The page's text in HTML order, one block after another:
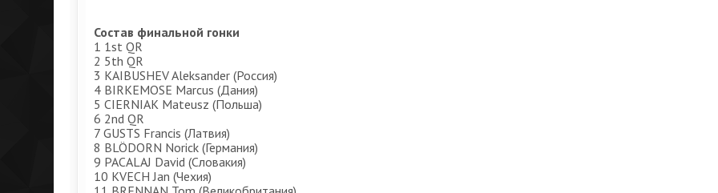
Состав финальной гонки
1 1st QR
2 5th QR
3 KAIBUSHEV Aleksander (Россия)
4 BIRKEMOSE Marcus (Дания)
5 CIERNIAK Mateusz (Польша)
6 2nd QR
7 GUSTS Francis (Латвия)
8 BLÖDORN Norick (Германия)
9 PACALAJ David (Словакия)
10 KVECH Jan (Чехия)